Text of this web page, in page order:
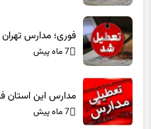
7 ماه پیش